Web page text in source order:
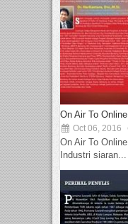
On Air To
Oct 06, 2016
On Air To
Industri siaran...